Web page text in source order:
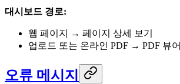
대시보드 경로:
웹 페이지 → 페이지 상세 보기
업로드 또는 온라인 PDF → PDF 뷰
오류 메시지